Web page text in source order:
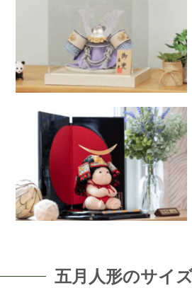
五月人形のサイ